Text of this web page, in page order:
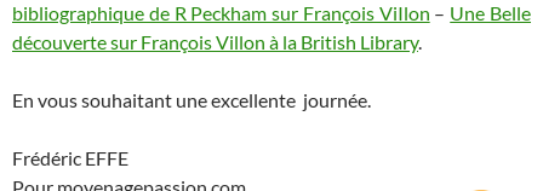
bibliographique de R Peckham sur François ViIlon – Une Belle
découverte sur François Villon à la British Library.
En vous souhaitant une excellente journée.
Frédéric EFFE